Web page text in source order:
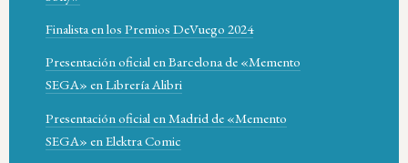
Finalista en los Premios DeVuego 2024
Presentación oficial en Barcelona de «Memento
SEGA» en Librería Alibri
Presentación oficial en Madrid de «Memento
SEGA» en Elektra Comic